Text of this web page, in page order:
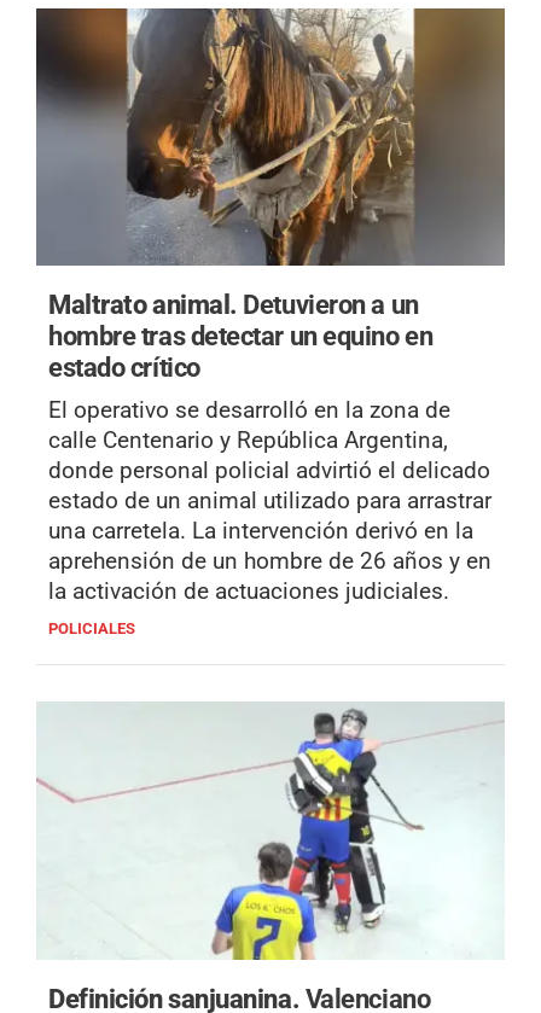
Maltrato animal. Detuvieron a un
hombre tras detectar un equino en
estado crítico
El operativo se desarrolló en la zona de
calle Centenario y República Argentina,
donde personal policial advirtió el delicado
estado de un animal utilizado para arrastrar
una carretela. La intervención derivó en la
aprehensión de un hombre de 26 años y en
la activación de actuaciones judiciales.
POLICIALES
Definición sanjuanina. Valenciano